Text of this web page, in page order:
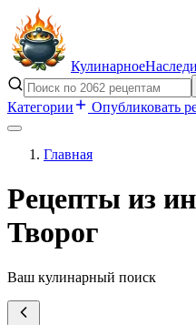
Кулинарное
Категории Опубликовать
Главная
Рецепты из
Творог
Ваш кулинарный поиск